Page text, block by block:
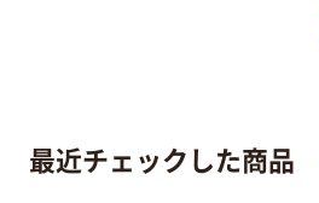
最近チェックした商品